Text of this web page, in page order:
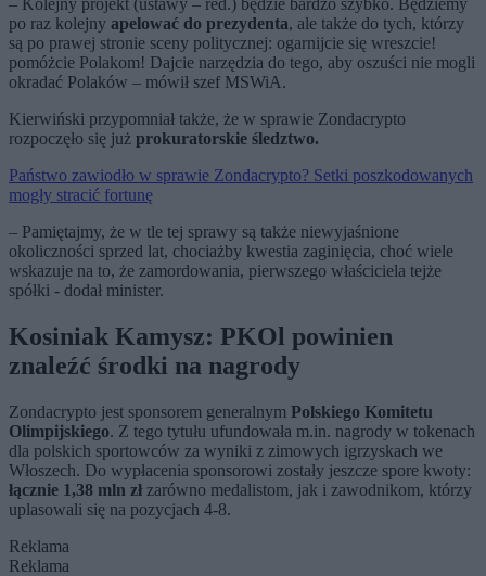
– Kolejny projekt (ustawy – red.) będzie bardzo szybko. Będziemy
po raz kolejny apelować do prezydenta, ale także do tych, którzy
są po prawej stronie sceny politycznej: ogarnijcie się wreszcie!
pomóżcie Polakom! Dajcie narzędzia do tego, aby oszuści nie mogli
okradać Polaków – mówił szef MSWiA.
Kierwiński przypomniał także, że w sprawie Zondacrypto
rozpoczęło się już prokuratorskie śledztwo.
Państwo zawiodło w sprawie Zondacrypto? Setki poszkodowanych
mogły stracić fortunę
– Pamiętajmy, że w tle tej sprawy są także niewyjaśnione
okoliczności sprzed lat, chociażby kwestia zaginięcia, choć wiele
wskazuje na to, że zamordowania, pierwszego właściciela tejże
spółki - dodał minister.
Kosiniak Kamysz: PKOl powinien
znaleźć środki na nagrody
Zondacrypto jest sponsorem generalnym Polskiego Komitetu
Olimpijskiego. Z tego tytułu ufundowała m.in. nagrody w tokenach
dla polskich sportowców za wyniki z zimowych igrzyskach we
Włoszech. Do wypłacenia sponsorowi zostały jeszcze spore kwoty:
łącznie 1,38 mln zł zarówno medalistom, jak i zawodnikom, którzy
uplasowali się na pozycjach 4-8.
Reklama
Reklama